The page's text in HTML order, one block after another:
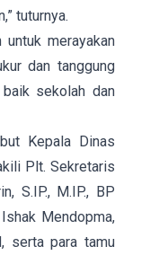
tuturnya.
untuk merayakan
dan tanggung
sekolah dan
Kepala Dinas
Plt. Sekretaris
S.IP., M.IP., BP
Mendopma,
serta para tamu